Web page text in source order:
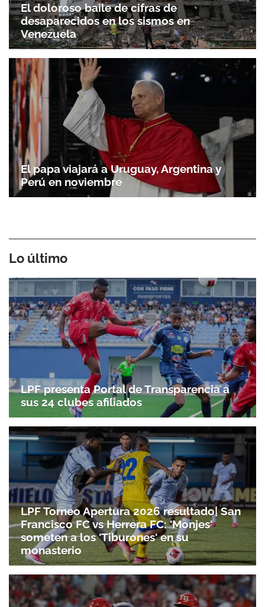
El doloroso baile de cifras de
desaparecidos en los sismos en
Venezuela
El papa viajará a Uruguay, Argentina y
Perú en noviembre
Lo último
LPF presenta Portal de Transparencia a
sus 24 clubes afiliados
LPF Torneo Apertura 2026 resultado| San
Francisco FC vs Herrera FC: 'Monjes'
someten a los 'Tiburones' en su
monasterio